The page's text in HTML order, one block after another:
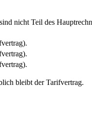
nicht Teil des
bleibt der Tarifvertrag.